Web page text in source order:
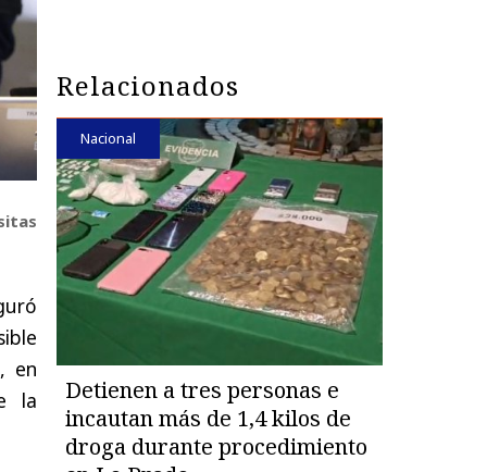
en
la
Relacionados
Nacional
Detienen a tres personas e
incautan más de 1,4 kilos de
droga durante procedimiento